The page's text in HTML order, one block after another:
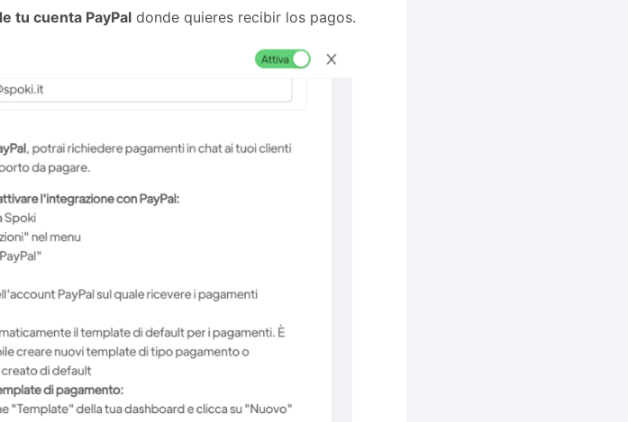
tu cuenta PayPaldonde quieres recibir los pagos.